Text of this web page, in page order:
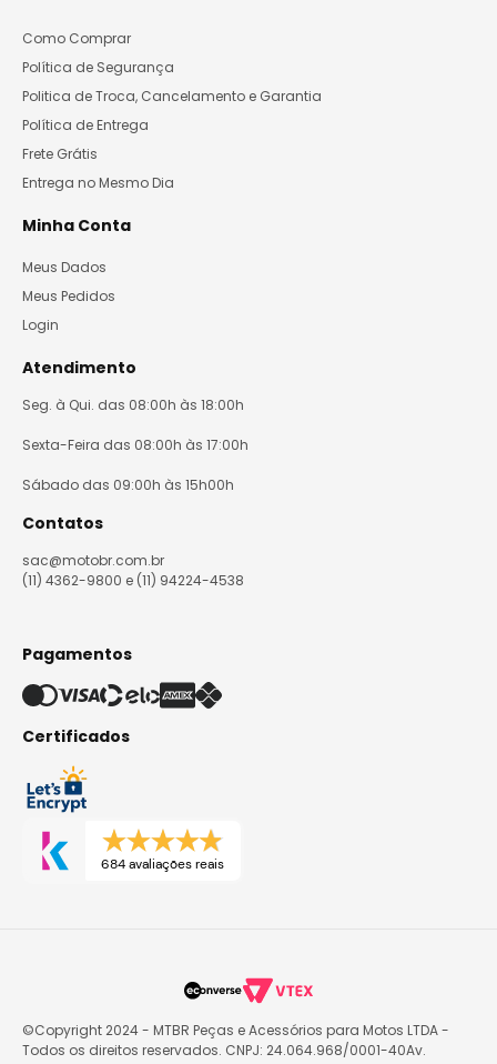
Como Comprar
Política de Segurança
Politica de Troca, Cancelamento e Garantia
Política de Entrega
Frete Grátis
Entrega no Mesmo Dia
Minha Conta
Meus Dados
Meus Pedidos
Login
Atendimento
Seg. à Qui. das 08:00h às 18:00h
Sexta-Feira das 08:00h às 17:00h
Sábado das 09:00h às 15h00h
Contatos
sac@motobr.com.br
(11) 4362-9800 e (11) 94224-4538
Pagamentos
Certificados
684 avaliações reais
©Copyright 2024 - MTBR Peças e Acessórios para Motos LTDA -
Todos os direitos reservados. CNPJ: 24.064.968/0001-40Av.